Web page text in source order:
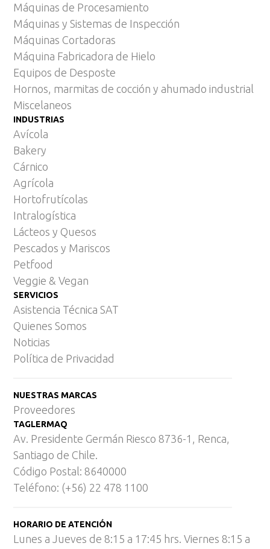
Máquinas de Procesamiento
Máquinas y Sistemas de Inspección
Máquinas Cortadoras
Máquina Fabricadora de Hielo
Equipos de Desposte
Hornos, marmitas de cocción y ahumado industrial
Miscelaneos
INDUSTRIAS
Avícola
Bakery
Cárnico
Agrícola
Hortofrutícolas
Intralogística
Lácteos y Quesos
Pescados y Mariscos
Petfood
Veggie & Vegan
SERVICIOS
Asistencia Técnica SAT
Quienes Somos
Noticias
Política de Privacidad
NUESTRAS MARCAS
Proveedores
TAGLERMAQ
Av. Presidente Germán Riesco 8736-1, Renca,
Santiago de Chile.
Código Postal: 8640000
Teléfono: (+56) 22 478 1100
HORARIO DE ATENCIÓN
Lunes a Jueves de 8:15 a 17:45 hrs. Viernes 8:15 a